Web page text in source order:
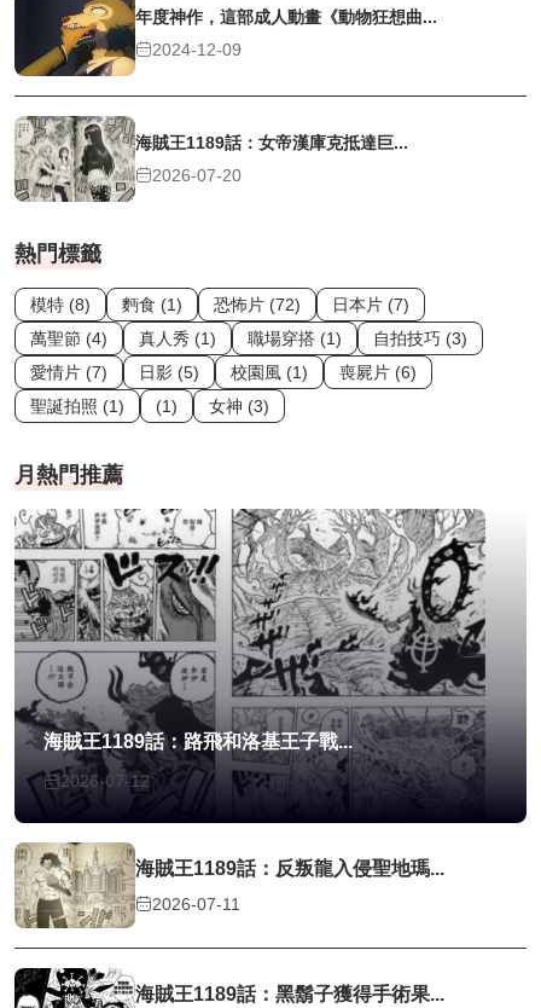
年度神作，這部成人動畫《動物狂想曲...
2024-12-09
海賊王1189話：女帝漢庫克抵達巨...
2026-07-20
熱門標籤
模特 (8) 麪食 (1) 恐怖片 (72)
日本片 (7)
萬聖節 (4)
真人秀 (1) 職場穿搭 (1)
自拍技巧 (3)
愛情片 (7)
日影 (5) 校園風 (1)
喪屍片 (6)
聖誕拍照 (1)
(1) 女神 (3)
月熱門推薦
海賊王1189話：路飛和洛基王子戰...
2026-07-12
海賊王1189話：反叛龍入侵聖地瑪...
2026-07-11
海賊王1189話：黑鬍子獲得手術果...